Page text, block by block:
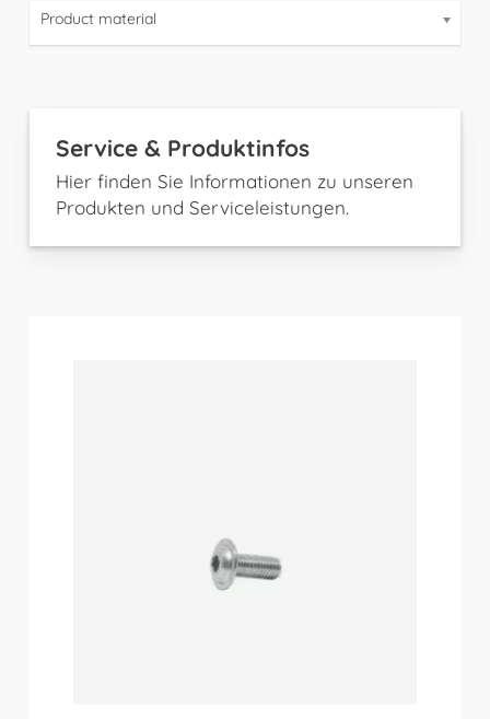
Product material
Service & Produktinfos
Hier finden Sie Informationen zu unseren
Produkten und Serviceleistungen.